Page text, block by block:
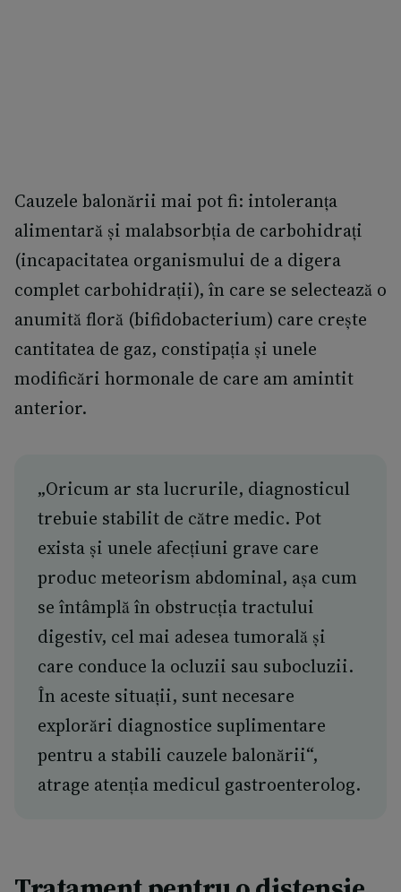
Cauzele balonării mai pot fi: intoleranța
alimentară și malabsorbția de carbohidrați
(incapacitatea organismului de a digera
complet carbohidrații), în care se selectează o
anumită floră (bifidobacterium) care crește
cantitatea de gaz, constipația și unele
modificări hormonale de care am amintit
anterior.
„Oricum ar sta lucrurile, diagnosticul
trebuie stabilit de către medic. Pot
exista și unele afecțiuni grave care
produc meteorism abdominal, așa cum
se întâmplă în obstrucția tractului
digestiv, cel mai adesea tumorală și
care conduce la ocluzii sau subocluzii.
În aceste situații, sunt necesare
explorări diagnostice suplimentare
pentru a stabili cauzele balonării“,
atrage atenția medicul gastroenterolog.